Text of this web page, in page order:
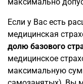
Если у Вас есть
медицинская
долю базового
медицинское
максимальную